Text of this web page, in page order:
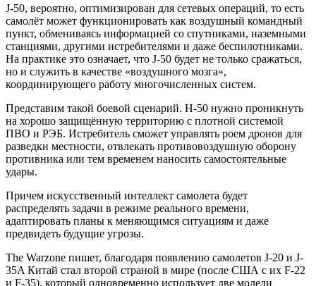
J-50, вероятно, оптимизирован для сетевых операций, то есть
самолёт может функционировать как воздушный командный
пункт, обмениваясь информацией со спутниками, наземными
станциями, другими истребителями и даже беспилотниками.
На практике это означает, что J-50 будет не только сражаться,
но и служить в качестве «воздушного мозга»,
координирующего работу многочисленных систем.
Представим такой боевой сценарий. H-50 нужно проникнуть
на хорошо защищённую территорию с плотной системой
ПВО и РЭБ. Истребитель сможет управлять роем дронов для
разведки местности, отвлекать противовоздушную оборону
противника или тем временем наносить самостоятельные
удары.
Причем искусственный интеллект самолета будет
распределять задачи в режиме реального времени,
адаптировать планы к меняющимся ситуациям и даже
предвидеть будущие угрозы.
The Warzone пишет, благодаря появлению самолетов J-20 и J-
35A Китай стал второй страной в мире (после США с их F-22
и F-35), который одновременно использует две модели